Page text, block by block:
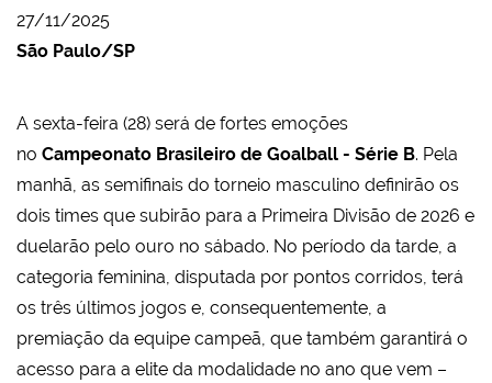
27/11/2025
São Paulo/SP
A sexta-feira (28) será de fortes emoções
no Campeonato Brasileiro de Goalball - Série B. Pela
manhã, as semifinais do torneio masculino definirão os
dois times que subirão para a Primeira Divisão de 2026 e
duelarão pelo ouro no sábado. No período da tarde, a
categoria feminina, disputada por pontos corridos, terá
os três últimos jogos e, consequentemente, a
premiação da equipe campeã, que também garantirá o
acesso para a elite da modalidade no ano que vem –